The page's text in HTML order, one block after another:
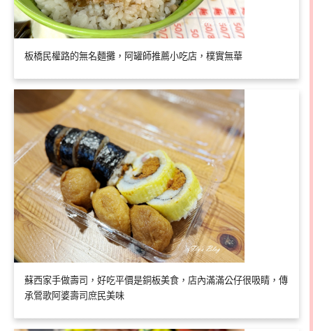
板橋民權路的無名麵攤，阿罐師推薦小吃店，樸實無華
蘇西家手做壽司，好吃平價是銅板美食，店內滿滿公仔很吸睛，傳
承鶯歌阿婆壽司庶民美味